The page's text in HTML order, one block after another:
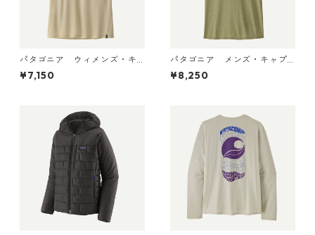
パタゴニア ウィメンズ・キ
ャプリーン・クール・ウルト
ラ・タンク Pumice - Dyno W
¥7,150
パタゴニア メンズ・キャプ
リーン・クール・デイリー・
シャツ（ハット・トリッパ
04 日本正規品
¥8,250